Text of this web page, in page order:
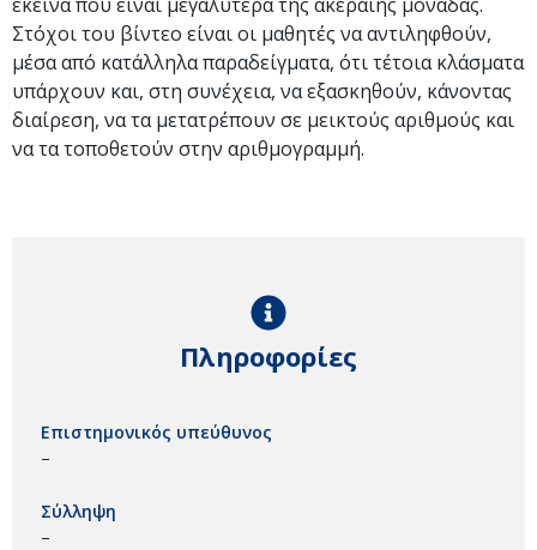
Στόχοι του βίντεο είναι οι μαθητές να αντιληφθούν,
μέσα από κατάλληλα παραδείγματα, ότι τέτοια κλάσματα
υπάρχουν και, στη συνέχεια, να εξασκηθούν, κάνοντας
διαίρεση, να τα μετατρέπουν σε μεικτούς αριθμούς και
να τα τοποθετούν στην αριθμογραμμή.
Πληροφορίες
Επιστημονικός υπεύθυνος
–
Σύλληψη
–